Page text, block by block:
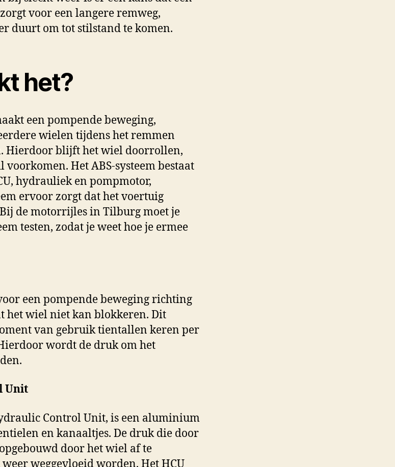
voor een langere remweg,
duurt om tot stilstand te komen.
het?
een pompende beweging,
wielen tijdens het remmen
Hierdoor blijft het wiel doorrollen,
Het ABS-systeem bestaat
hydrauliek en pompmotor,
ervoor zorgt dat het voertuig
de motorrijles in Tilburg moet je
testen, zodat je weet hoe je ermee
een pompende beweging richting
het wiel niet kan blokkeren. Dit
van gebruik tientallen keren per
wordt de druk om het
Unit
Control Unit, is een aluminium
en kanaaltjes. De druk die door
door het wiel af te
weggevloeid worden. Het HCU